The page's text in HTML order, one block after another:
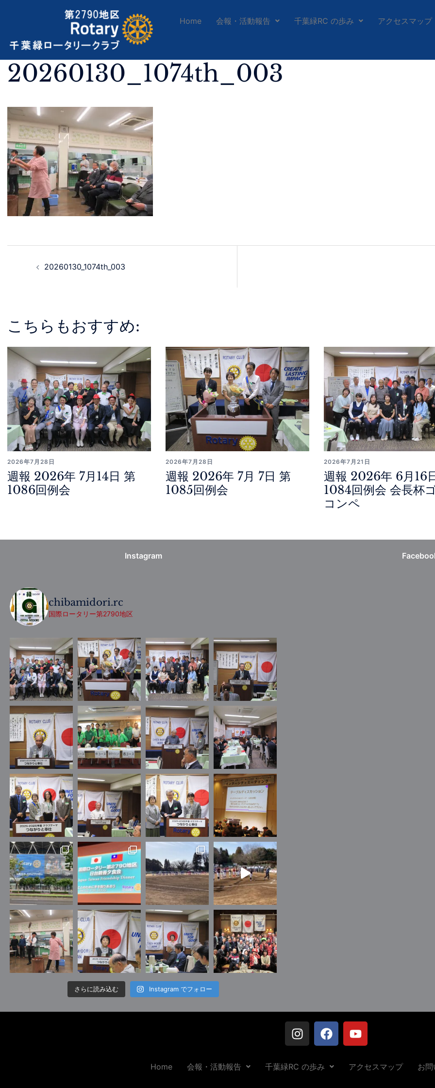
Home 会報・活動報告 千葉緑RC の歩み アクセスマップ
20260130_1074th_003
20260130_1074th_003
こちらもおすすめ:
2026年7月28日
週報 2026年 7月14日 第
1086回例会
2026年7月28日
週報 2026年 7月 7日 第
1085回例会
2026年7月21日
週報 2026年 6月16
1084回例会 会長杯
コンペ
Instagram
chibamidori.rc
国際ロータリー第2790地区
さらに読み込む Instagram でフォロー
Home 会報・活動報告 千葉緑RC の歩み アクセスマップ お